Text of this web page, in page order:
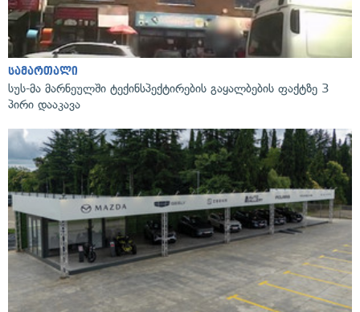
სამართალი
სუს-მა მარნეულში ტექინსპექტირების გაყალბების ფაქტზე 3
პირი დააკავა